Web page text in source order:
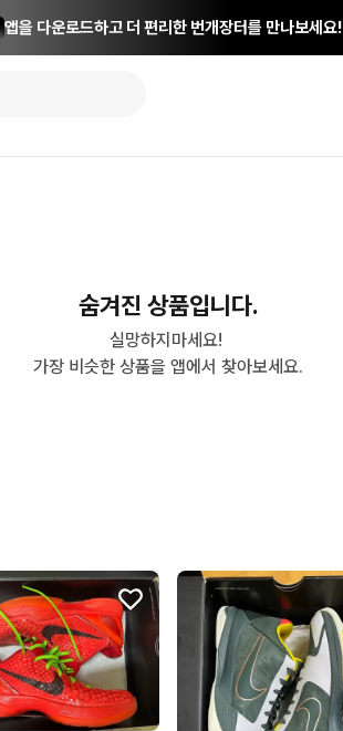
앱을 다운로드하고 더 편리한 번개장터를 만나보세요!
숨겨진 상품입니다.
실망하지마세요!
가장 비슷한 상품을 앱에서 찾아보세요.